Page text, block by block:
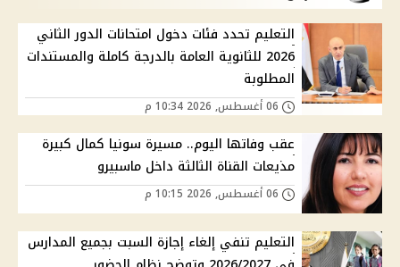
التعليم تحدد فئات دخول امتحانات الدور الثاني
2026 للثانوية العامة بالدرجة كاملة والمستندات
المطلوبة
عقب وفاتها اليوم.. مسيرة سونيا كمال كبيرة
مذيعات القناة الثالثة داخل ماسبيرو
التعليم تنفي إلغاء إجازة السبت بجميع المدارس